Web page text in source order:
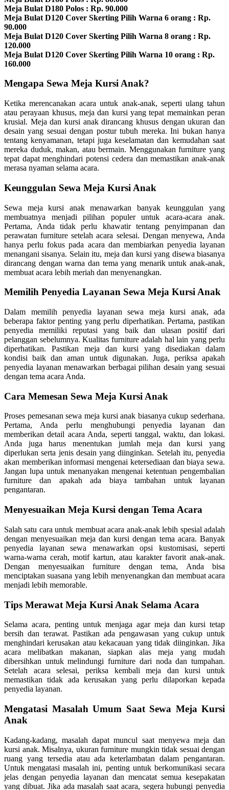
Meja Bulat D180 Polos : Rp. 90.000
Meja Bulat D120 Cover Skerting Pilih Warna 6 orang : Rp.
90.000
Meja Bulat D120 Cover Skerting Pilih Warna 8 orang : Rp.
120.000
Meja Bulat D120 Cover Skerting Pilih Warna 10 orang : Rp.
160.000
Mengapa Sewa Meja Kursi Anak?
Ketika merencanakan acara untuk anak-anak, seperti ulang tahun
atau perayaan khusus, meja dan kursi yang tepat memainkan peran
krusial. Meja dan kursi anak dirancang khusus dengan ukuran dan
desain yang sesuai dengan postur tubuh mereka. Ini bukan hanya
tentang kenyamanan, tetapi juga keselamatan dan kemudahan saat
mereka duduk, makan, atau bermain. Menggunakan furniture yang
tepat dapat menghindari potensi cedera dan memastikan anak-anak
merasa nyaman selama acara.
Keunggulan Sewa Meja Kursi Anak
Sewa meja kursi anak menawarkan banyak keunggulan yang
membuatnya menjadi pilihan populer untuk acara-acara anak.
Pertama, Anda tidak perlu khawatir tentang penyimpanan dan
perawatan furniture setelah acara selesai. Dengan menyewa, Anda
hanya perlu fokus pada acara dan membiarkan penyedia layanan
menangani sisanya. Selain itu, meja dan kursi yang disewa biasanya
dirancang dengan warna dan tema yang menarik untuk anak-anak,
membuat acara lebih meriah dan menyenangkan.
Memilih Penyedia Layanan Sewa Meja Kursi Anak
Dalam memilih penyedia layanan sewa meja kursi anak, ada
beberapa faktor penting yang perlu diperhatikan. Pertama, pastikan
penyedia memiliki reputasi yang baik dan ulasan positif dari
pelanggan sebelumnya. Kualitas furniture adalah hal lain yang perlu
diperhatikan. Pastikan meja dan kursi yang disediakan dalam
kondisi baik dan aman untuk digunakan. Juga, periksa apakah
penyedia layanan menawarkan berbagai pilihan desain yang sesuai
dengan tema acara Anda.
Cara Memesan Sewa Meja Kursi Anak
Proses pemesanan sewa meja kursi anak biasanya cukup sederhana.
Pertama, Anda perlu menghubungi penyedia layanan dan
memberikan detail acara Anda, seperti tanggal, waktu, dan lokasi.
Anda juga harus menentukan jumlah meja dan kursi yang
diperlukan serta jenis desain yang diinginkan. Setelah itu, penyedia
akan memberikan informasi mengenai ketersediaan dan biaya sewa.
Jangan lupa untuk menanyakan mengenai ketentuan pengembalian
furniture dan apakah ada biaya tambahan untuk layanan
pengantaran.
Menyesuaikan Meja Kursi dengan Tema Acara
Salah satu cara untuk membuat acara anak-anak lebih spesial adalah
dengan menyesuaikan meja dan kursi dengan tema acara. Banyak
penyedia layanan sewa menawarkan opsi kustomisasi, seperti
warna-warna cerah, motif kartun, atau karakter favorit anak-anak.
Dengan menyesuaikan furniture dengan tema, Anda bisa
menciptakan suasana yang lebih menyenangkan dan membuat acara
menjadi lebih memorable.
Tips Merawat Meja Kursi Anak Selama Acara
Selama acara, penting untuk menjaga agar meja dan kursi tetap
bersih dan terawat. Pastikan ada pengawasan yang cukup untuk
menghindari kerusakan atau kekacauan yang tidak diinginkan. Jika
acara melibatkan makanan, siapkan alas meja yang mudah
dibersihkan untuk melindungi furniture dari noda dan tumpahan.
Setelah acara selesai, periksa kembali meja dan kursi untuk
memastikan tidak ada kerusakan yang perlu dilaporkan kepada
penyedia layanan.
Mengatasi Masalah Umum Saat Sewa Meja Kursi
Anak
Kadang-kadang, masalah dapat muncul saat menyewa meja dan
kursi anak. Misalnya, ukuran furniture mungkin tidak sesuai dengan
ruang yang tersedia atau ada keterlambatan dalam pengantaran.
Untuk mengatasi masalah ini, penting untuk berkomunikasi secara
jelas dengan penyedia layanan dan mencatat semua kesepakatan
yang dibuat. Jika ada masalah saat acara, segera hubungi penyedia